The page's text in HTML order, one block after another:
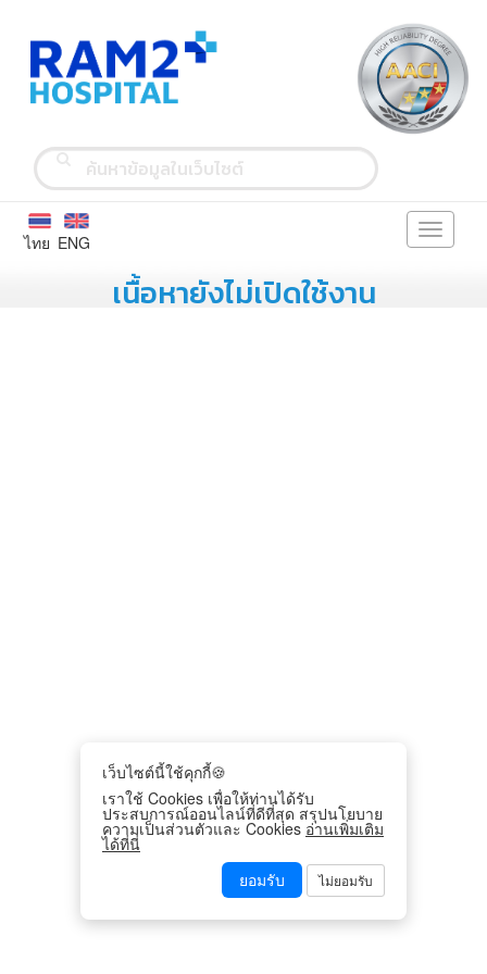
เว็บไซต์นี้ใช้คุกกี้🍪
เราใช้ Cookies เพื่อให้ท่านได้รับ
ประสบการณ์ออนไลน์ที่ดีที่สุด สรุปนโยบาย
ความเป็นส่วนตัวและ Cookies อ่านเพิ่มเติม
ได้ที่นี่
ยอมรับ
ไม่ยอมรับ
ENG
ไทย
Toggle
เนื้อหายังไม่เปิดใช้งาน